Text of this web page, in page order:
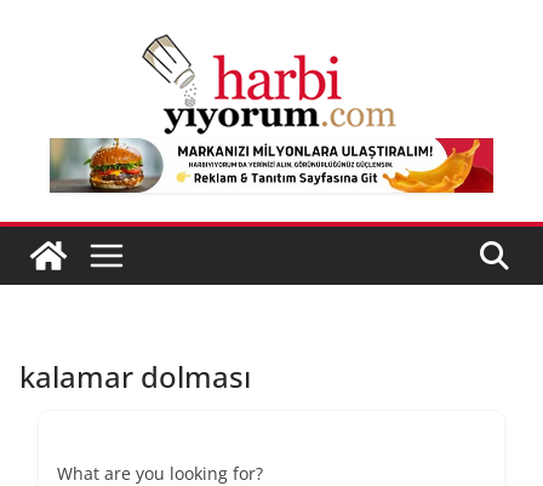
kalamar dolması
What are you looking for?